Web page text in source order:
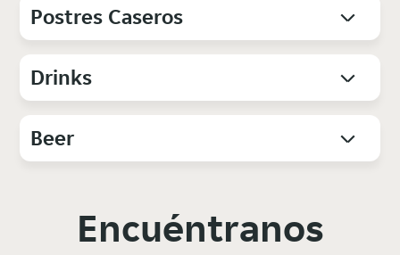
Postres Caseros
Drinks
Beer
Encuéntranos